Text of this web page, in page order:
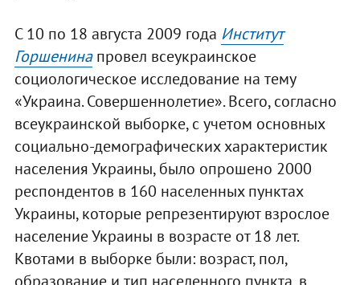
С 10 по 18 августа 2009 года Институт
Горшенинапровел всеукраинское
социологическое исследование на тему
«Украина. Совершеннолетие». Всего, согласно
всеукраинской выборке, с учетом основных
социально-демографических характеристик
населения Украины, было опрошено 2000
респондентов в 160 населенных пунктах
Украины, которые репрезентируют взрослое
население Украины в возрасте от 18 лет.
Квотами в выборке были: возраст, пол,
образование и тип населенного пункта, в